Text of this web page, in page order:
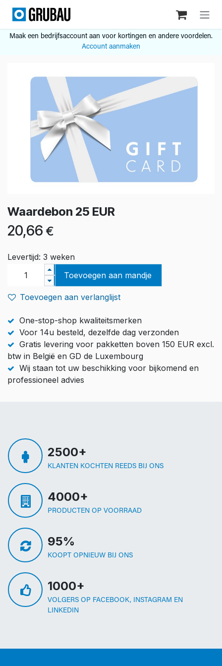
Overslaan naar inhoud
Maak een bedrijfsaccount aan voor kortingen en andere voordelen.
Account aanmaken
Waardebon 25 EUR
20,66 €
Levertijd: 3 weken
Toevoegen aan mandje
Toevoegen aan verlanglijst
One-stop-shop kwaliteitsmerken
Voor 14u besteld, dezelfde dag verzonden
Gratis levering voor pakketten boven 150 EUR excl.
btw in België en GD de Luxembourg
Wij staan tot uw beschikking voor bijkomend en
professioneel advies
2500+
KLANTEN KOCHTEN REEDS BIJ ONS
4000+
PRODUCTEN OP VOORRAAD
95%
KOOPT OPNIEUW BIJ ONS
1000+
VOLGERS OP FACEBOOK, INSTAGRAM EN
LINKEDIN